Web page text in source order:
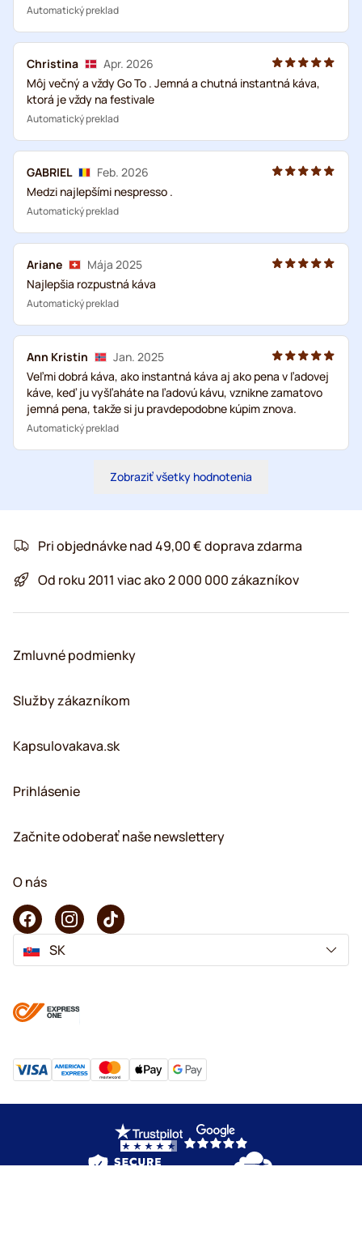
Automatický preklad
Christina
Apr. 2026
Môj večný a vždy Go To . Jemná a chutná instantná káva,
ktorá je vždy na festivale
Automatický preklad
GABRIEL
Feb. 2026
Medzi najlepšími nespresso .
Automatický preklad
Ariane
Mája 2025
Najlepšia rozpustná káva
Automatický preklad
Ann Kristin
Jan. 2025
Veľmi dobrá káva, ako instantná káva aj ako pena v ľadovej
káve, keď ju vyšľaháte na ľadovú kávu, vznikne zamatovo
jemná pena, takže si ju pravdepodobne kúpim znova.
Automatický preklad
Zobraziť všetky hodnotenia
Pri objednávke nad 49,00 € doprava zdarma
Od roku 2011 viac ako 2 000 000 zákazníkov
Zmluvné podmienky
Služby zákazníkom
Kapsulovakava.sk
Prihlásenie
Začnite odoberať naše newslettery
O nás
SK